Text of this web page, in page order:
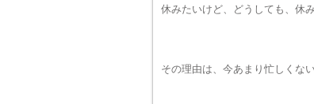
休みたいけど、どうしても、休
その理由は、今あまり忙しくな